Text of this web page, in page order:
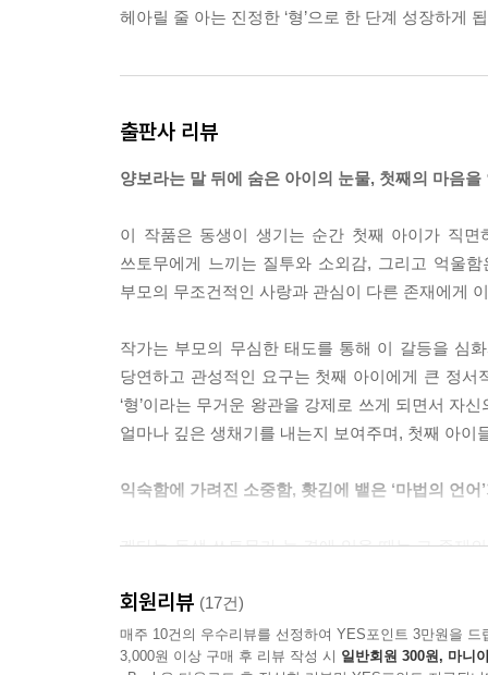
헤아릴 줄 아는 진정한 ‘형’으로 한 단계 성장하게
출판사 리뷰
양보라는 말 뒤에 숨은 아이의 눈물, 첫째의 마음을
이 작품은 동생이 생기는 순간 첫째 아이가 직
쓰토무에게 느끼는 질투와 소외감, 그리고 억울
부모의 무조건적인 사랑과 관심이 다른 존재에게
작가는 부모의 무심한 태도를 통해 이 갈등을 심
당연하고 관성적인 요구는 첫째 아이에게 큰 정
‘형’이라는 무거운 왕관을 강제로 쓰게 되면서 자
얼마나 깊은 생채기를 내는지 보여주며, 첫째 아
익숙함에 가려진 소중함, 홧김에 뱉은 ‘마법의 언어
겐타는 동생 쓰토무가 늘 곁에 있을 때는 그 존재
돌려보낸다.”라는 협박을 무기로 사용합니다. 언
물건으로 취급하는 겐타의 미성숙함을 고스란히
회원리뷰 (17건)
매주 10건의 우수리뷰를 선정하여 YES포인트 3만원을 드
3,000원 이상 구매 후 리뷰 작성 시 일반회원 300원, 마니